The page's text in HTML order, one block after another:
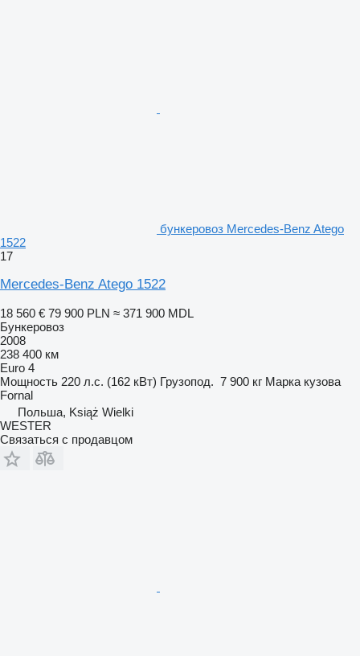
бункеровоз Mercedes-Benz Atego
1522
17
Mercedes-Benz Atego 1522
18 560 € 79 900 PLN ≈ 371 900 MDL
Бункеровоз
2008
238 400 км
Euro 4
Мощность 220 л.с. (162 кВт) Грузопод. 7 900 кг Марка кузова
Fornal
Польша, Książ Wielki
WESTER
Связаться с продавцом